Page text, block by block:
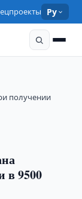
Ру
получении
в 9500